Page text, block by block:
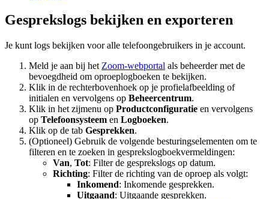
Gesprekslogs bekijken en exporteren
Je kunt logs bekijken voor alle telefoongebruikers in je account.
Meld je aan bij het Zoom-webportal als beheerder met de
bevoegdheid om oproeplogboeken te bekijken.
Klik in de rechterbovenhoek op je profielafbeelding of
initialen en vervolgens op Beheercentrum.
Klik in het zijmenu op Productconfiguratie en vervolgens
op Telefoonsysteem en Logboeken.
Klik op de tab Gesprekken.
(Optioneel) Gebruik de volgende besturingselementen om te
filteren en te zoeken in gesprekslogboekvermeldingen:
Van, Tot: Filter de gesprekslogs op datum.
Richting: Filter de richting van de oproep als volgt:
Inkomend: Inkomende gesprekken.
Uitgaand: Uitgaande gesprekken.